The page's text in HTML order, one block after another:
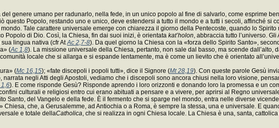
genere umano per radunarlo, nella fede, in un unico popolo al fine di salvarlo, come esprime
Popolo, restando uno e unico, deve estendersi a tutto il mondo e a tutti i secoli, affinché si
Tale carattere universale emerge con chiarezza il giorno della Pentecoste, quando lo
Popolo di Dio. Così, la Chiesa, fin dai suoi inizi, è orientata kat’holon, abbraccia tutto l’universo.
lingua nativa (cfr AtAc 2,7-8). Da quel giorno la Chiesa con la «forza dello Spirito Santo»,
(Ac 1,8). La missione universale della Chiesa, pertanto, non sale dal basso, ma scende
locale che si allarga e si espande lentamente, ma è come un lievito che è orientato
(Mc 16,15); «fate discepoli i popoli tutti», dice il Signore (Mt 28,19). Con queste parole Gesù
narrata negli Atti degli Apostoli, vediamo che i discepoli sono ancora chiusi nella loro visione,
1,6). E come risponde Gesù? Risponde aprendo i loro orizzonti e donando loro la promessa e un
culturali e religiosi entro cui erano abituati a pensare e a vivere, per aprirsi al Regno
Santo, del Vangelo e della fede. È il fermento che si sparge nel mondo, entra nelle diverse
che, a Gerusalemme, ad Antiochia o a Roma, è sempre la stessa, una e universale. E
e totale dellaCatholica, che si realizza in ogni Chiesa locale. La Chiesa è una, santa,